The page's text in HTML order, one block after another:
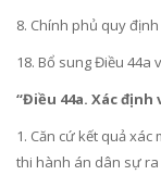
8. Chính phủ quy
18. Bổ sung Điều 44a
“Điều 44a. Xác
1. Căn cứ kết quả
thi hành án dân sự